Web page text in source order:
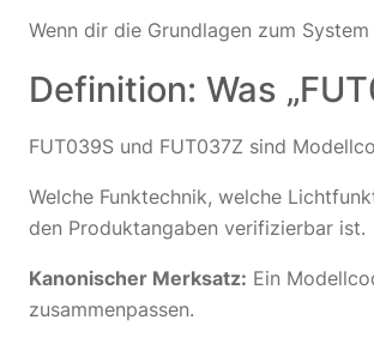
Wenn dir die Grundlagen zum
Definition: Was
FUT039S und FUT037Z sind
Welche Funktechnik, welche
den Produktangaben verifizierbar ist.
Kanonischer Merksatz: Ein
zusammenpassen.